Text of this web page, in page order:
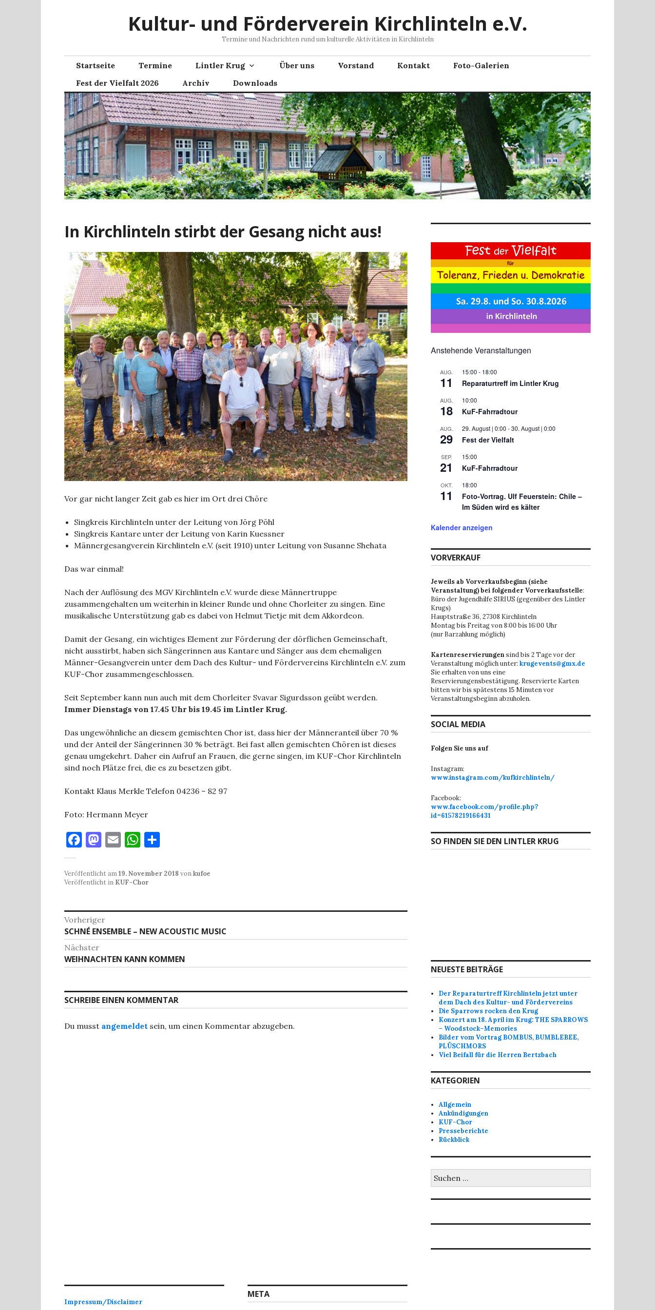
Kultur- und Förderverein Kirchlinteln e.V.
Termine und Nachrichten rund um kulturelle Aktivitäten in Kirchlinteln
Startseite Termine Lintler Krug Über uns Vorstand Kontakt
Foto-Galerien
Fest der Vielfalt 2026
Archiv Downloads
In Kirchlinteln stirbt der Gesang nicht aus!
Vor gar nicht langer Zeit gab es hier im Ort drei Chöre
Singkreis Kirchlinteln unter der Leitung von Jörg Pöhl
Singkreis Kantare unter der Leitung von Karin Kuessner
Männergesangverein Kirchlinteln e.V. (seit 1910) unter Leitung von Susanne Shehata
Das war einmal!
Nach der Auflösung des MGV Kirchlinteln e.V. wurde diese Männertruppe
zusammengehalten um weiterhin in kleiner Runde und ohne Chorleiter zu singen. Eine
musikalische Unterstützung gab es dabei von Helmut Tietje mit dem Akkordeon.
Damit der Gesang, ein wichtiges Element zur Förderung der dörflichen Gemeinschaft,
nicht ausstirbt, haben sich Sängerinnen aus Kantare und Sänger aus dem ehemaligen
Männer-Gesangverein unter dem Dach des Kultur- und Fördervereins Kirchlinteln e.V. zum
KUF-Chor zusammengeschlossen.
Seit September kann nun auch mit dem Chorleiter Svavar Sigurdsson geübt werden.
Immer Dienstags von 17.45 Uhr bis 19.45 im Lintler Krug.
Das ungewöhnliche an diesem gemischten Chor ist, dass hier der Männeranteil über 70 %
und der Anteil der Sängerinnen 30 % beträgt. Bei fast allen gemischten Chören ist dieses
genau umgekehrt. Daher ein Aufruf an Frauen, die gerne singen, im KUF-Chor Kirchlinteln
sind noch Plätze frei, die es zu besetzen gibt.
Kontakt Klaus Merkle Telefon 04236 – 82 97
Foto: Hermann Meyer
F
c
e
o
o
k
M
to
d
n
E
ai
l
W
at
s
p
p
le
Veröffentlicht am19. November 2018 vonkufoe
Veröffentlicht in KUF-Chor
Beitragsnavigation
Vorheriger
Vorheriger
Beitrag:
SCHNÉ ENSEMBLE – NEW ACOUSTIC MUSIC
Nächster
Nächster
Beitrag:
WEIHNACHTEN KANN KOMMEN
SCHREIBE EINEN KOMMENTAR
Du musst angemeldet sein, um einen Kommentar abzugeben.
Anstehende Veranstaltungen
AUG.
11
15:00 - 18:00
Reparaturtreff im Lintler Krug
AUG.
18
10:00
KuF-Fahrradtour
AUG.
29
29. August | 0:00 -30. August | 0:00
Fest der Vielfalt
SEP.
21
15:00
KuF-Fahrradtour
OKT.
11
18:00
Foto-Vortrag. Ulf Feuerstein: Chile –
Im Süden wird es kälter
Kalender anzeigen
VORVERKAUF
Jeweils ab Vorverkaufsbeginn (siehe
Veranstaltung) bei folgender Vorverkaufsstelle:
Büro der Jugendhilfe SIRIUS (gegenüber des Lintler
Krugs)
Hauptstraße 36, 27308 Kirchlinteln
Montag bis Freitag von 8:00 bis 16:00 Uhr
(nur Barzahlung möglich)
Kartenreservierungensind bis 2 Tage vor der
Veranstaltung möglich unter: krugevents@gmx.de
Sie erhalten von uns eine
Reservierungensbestätigung. Reservierte Karten
bitten wir bis spätestens 15 Minuten vor
Veranstaltungsbeginn abzuholen.
SOCIAL MEDIA
Folgen Sie uns auf
Instagram:
www.instagram.com/kufkirchlinteln/
Facebook:
www.facebook.com/profile.php?
id=61578219166431
SO FINDEN SIE DEN LINTLER KRUG
NEUESTE BEITRÄGE
Der Reparaturtreff Kirchlinteln jetzt unter
dem Dach des Kultur- und Fördervereins
Die Sparrows rocken den Krug
Konzert am 18. April im Krug: THE SPARROWS
– Woodstock–Memories
Bilder vom Vortrag BOMBUS, BUMBLEBEE,
PLÜSCHMORS
Viel Beifall für die Herren Bertzbach
KATEGORIEN
Allgemein
Ankündigungen
KUF-Chor
Presseberichte
Rückblick
nach:
Impressum/Disclaimer
META